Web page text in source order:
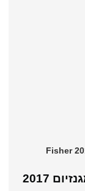
אופניים חשמליות פישר סילבר מגנזיום 2017